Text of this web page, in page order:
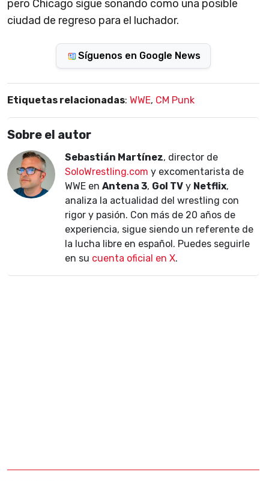
pero Chicago sigue sonando como una posible
ciudad de regreso para el luchador.
Síguenos en Google News
Etiquetas relacionadas: WWE, CM Punk
Sobre el autor
Sebastián Martínez, director de
SoloWrestling.com y excomentarista de
WWE en Antena 3, Gol TV y Netflix,
analiza la actualidad del wrestling con
rigor y pasión. Con más de 20 años de
experiencia, sigue siendo un referente de
la lucha libre en español. Puedes seguirle
en su cuenta oficial en X.